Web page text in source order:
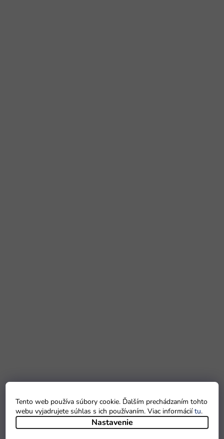
Tento web používa súbory cookie. Ďalším prechádzaním tohto
webu vyjadrujete súhlas s ich používaním. Viac informáciítu.
Nastavenie